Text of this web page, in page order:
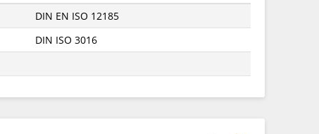
DIN EN ISO 12185
DIN ISO 3016